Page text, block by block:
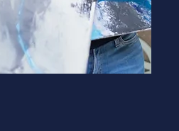
מתי ואיך זה קורה?
במועדון פועלות מספר
חשוב לדעת: